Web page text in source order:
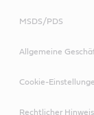
MSDS/PDS
Allgemeine
Cookie-
Rechtlicher Hinweis